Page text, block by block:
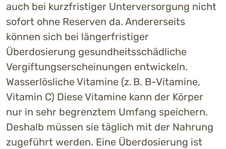
auch bei kurzfristiger Unterversorgung nicht
sofort ohne Reserven da. Andererseits
können sich bei längerfristiger
Überdosierung gesundheitsschädliche
Vergiftungserscheinungen entwickeln.
Wasserlösliche Vitamine (z. B. B-Vitamine,
Vitamin C) Diese Vitamine kann der Körper
nur in sehr begrenztem Umfang speichern.
Deshalb müssen sie täglich mit der Nahrung
zugeführt werden. Eine Überdosierung ist